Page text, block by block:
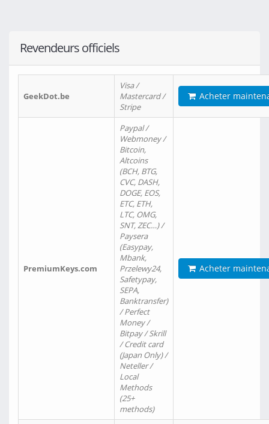
Revendeurs officiels
GeekDot.be
Visa /
Mastercard /
Stripe
Acheter
PremiumKeys.com
Paypal /
Webmoney /
Bitcoin,
Altcoins
(BCH, BTG,
CVC, DASH,
DOGE, EOS,
ETC, ETH,
LTC, OMG,
SNT, ZEC…) /
Paysera
(Easypay,
Mbank,
Przelewy24,
Safetypay,
SEPA,
Banktransfer)
/ Perfect
Money /
Bitpay / Skrill
/ Credit card
(Japan Only) /
Neteller /
Local
Methods
(25+
methods)
Acheter